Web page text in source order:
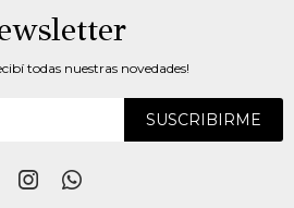
todas nuestras novedades!
SUSCRIBIRME
 